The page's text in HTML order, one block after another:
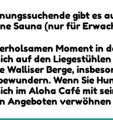
gibt es
Sauna (nur für
Moment in
auf den
Walliser Berge,
Wenn Sie
im Aloha Café mit
Angeboten verwöhnen